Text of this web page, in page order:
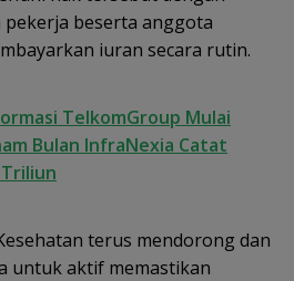
beserta anggota
iuran secara rutin.
TelkomGroup Mulai
Bulan InfraNexia Catat
terus mendorong dan
untuk aktif memastikan